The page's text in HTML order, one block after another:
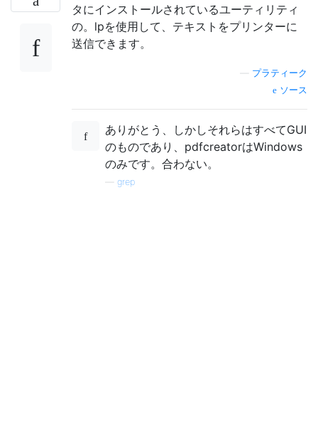
タにインストールされているユーティリティ
の。lpを使用して、テキストをプリンターに
送信できます。
プラティーク
ソース
ありがとう、しかしそれらはすべてGUI
のものであり、pdfcreatorはWindows
のみです。合わない。
grep